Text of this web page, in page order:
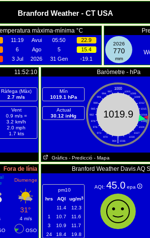
Branford Weather - CT USA
màxima-mínima °C
11:19 Avui 05:50
22.9
6 Ago 5
15.4
3 Jul 2026 31 Gen -19.1
2026
770
mm
11:52:10
Ràfega (Màx)
2.7 m/s
Vent
0.9 m/s =
3.2 km/h
2.0 mph
1.7 kts
Baròmetre - hPa
Mín
1019.1 hPa
Actual
30.12 inHg
1000
991 1009
982 1018
973 1027
997 1003
994 1006
988
1012
985
1015
979
1021
976
1024
970
1030
964
1036
|
1019.9
Gràfics - Predicció - Mapa
Fora de línia
Diumenge
31°
4 m/s
OSO
Branford Weather Davis AQ
pm10
hrs
AQI ug/m3
11.4
12.3
1
10.7
11.6
3
10.9
11.7
24
18.4 19.8
AQI: 45.0 epa